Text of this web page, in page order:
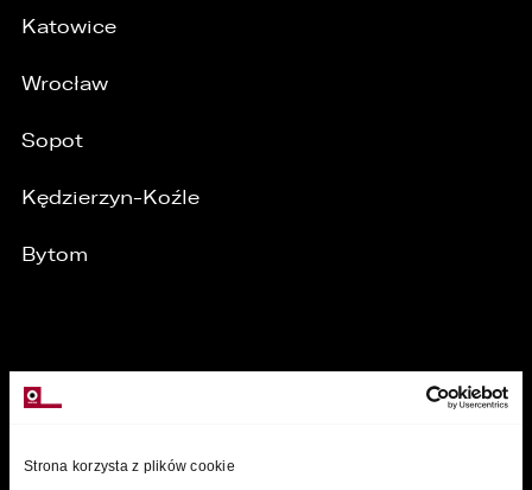
Strona korzysta z plików cookie
Katowice
Wrocław
Sopot
Kędzierzyn-Koźle
Bytom